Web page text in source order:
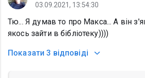
03.09.2021, 13:54:30
Тю... Я думав то про Макса... А він
якось зайти в бібліотеку))))
Показати 3 відповіді